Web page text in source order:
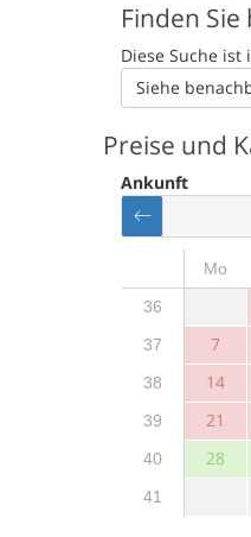
Finden
Diese Suche
Siehe
Preise und
Ankunft
Mo
36
37 7
38 14
39 21
40 28
41